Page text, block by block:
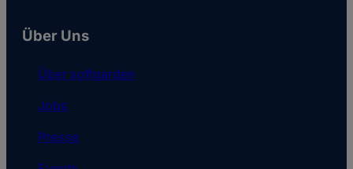
Über Uns
Über softgarden
Jobs
Presse